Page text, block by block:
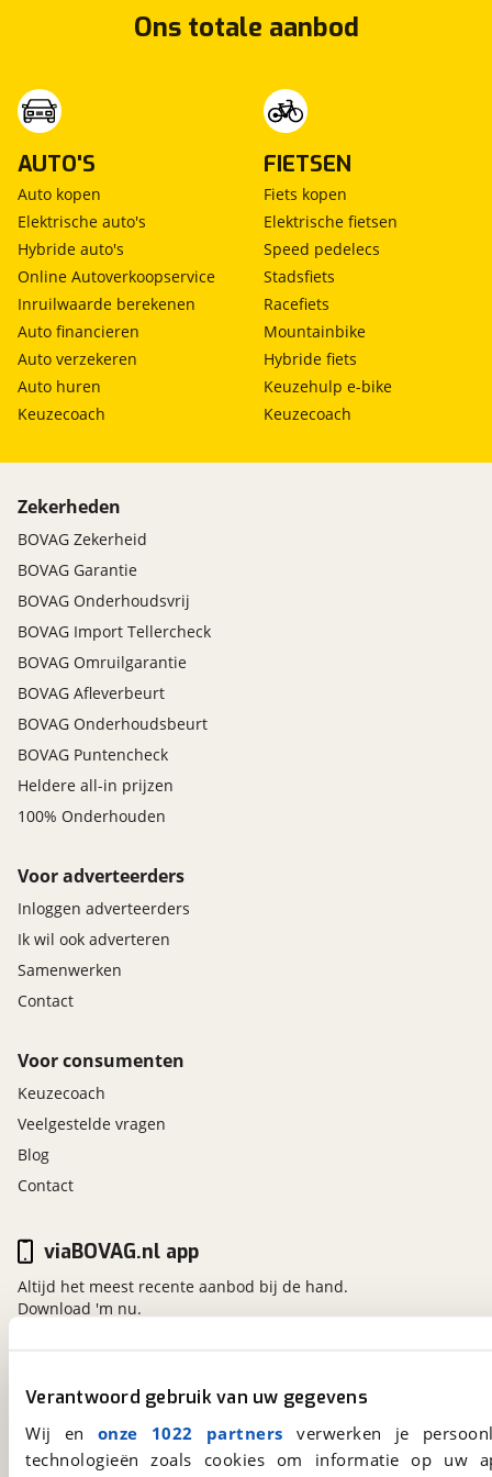
Verantwoord gebruik van uw gegevens
Wij en onze 1022 partners verwerken je
technologieën zoals cookies om informatie op
Ons totale aanbod
AUTO'S
Auto kopen
Elektrische auto's
Hybride auto's
Online Autoverkoopservice
Inruilwaarde berekenen
Auto financieren
Auto verzekeren
Auto huren
Keuzecoach
FIETSEN
Fiets kopen
Elektrische fietsen
Speed pedelecs
Stadsfiets
Racefiets
Mountainbike
Hybride fiets
Keuzehulp e-bike
Keuzecoach
Zekerheden
BOVAG Zekerheid
BOVAG Garantie
BOVAG Onderhoudsvrij
BOVAG Import Tellercheck
BOVAG Omruilgarantie
BOVAG Afleverbeurt
BOVAG Onderhoudsbeurt
BOVAG Puntencheck
Heldere all-in prijzen
100% Onderhouden
Voor adverteerders
Inloggen adverteerders
Ik wil ook adverteren
Samenwerken
Contact
Voor consumenten
Keuzecoach
Veelgestelde vragen
Blog
Contact
viaBOVAG.nl
Kosterijland15
3981 AJ
Bunnik
Een initiatief van
viaBOVAG.nl app
Altijd het meest recente aanbod bij de hand.
Download 'm nu.